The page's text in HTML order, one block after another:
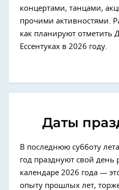
концертами, танцами,
прочими активностями.
как планируют отметить
Ессентуках в 2026 году.
Даты
В последнюю субботу
год празднуют свой день
календаре 2026 года —
опыту прошлых лет,